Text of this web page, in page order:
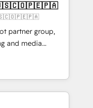
new visitors for a
415% conversion
Award 🏆
Gold AVA Digital
CRM
partner group,
and media
Southern
Born in Chile,
reach to
creativity,